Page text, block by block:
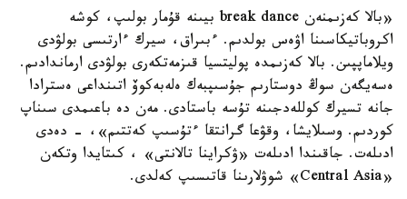
«بالا كەزىمنەن break dance بيىنە قۇمار بولىپ، كوشە
اكروباتيكاسىنا اۋەس بولدىم. ءبىراق، سيرك ءارتىسى بولۋدى
ويلاماپپىن. بالا كەزىمدە پوليتسيا قىزمەتكەرى بولۋدى ارماندادىم.
ەسەيگەن سوڭ دوستارىم جۇسىپبەك ەلەبەكوۆ اتىنداعى ەسترادا
جانە تسيرك كوللەدجىنە تۇسە باستادى. مەن دە باعىمدى سىناپ
كوردىم. وسىلايشا، وقۋعا گرانتقا ءتۇسىپ كەتتىم»، - دەدى
ادىلەت. جاقىندا ادىلەت «ۋكراينا تالانتى» ، كىتايدا وتكەن
«Central Asia» شوۋلارىنا قاتىسىپ كەلدى.